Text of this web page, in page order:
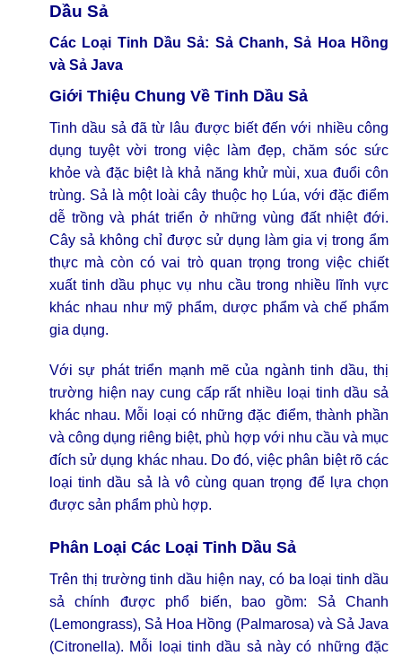
Dầu Sả
Các Loại Tinh Dầu Sả: Sả Chanh, Sả Hoa Hồng
và Sả Java
Giới Thiệu Chung Về Tinh Dầu Sả
Tinh dầu sả đã từ lâu được biết đến với nhiều công
dụng tuyệt vời trong việc làm đẹp, chăm sóc sức
khỏe và đặc biệt là khả năng khử mùi, xua đuổi côn
trùng. Sả là một loài cây thuộc họ Lúa, với đặc điểm
dễ trồng và phát triển ở những vùng đất nhiệt đới.
Cây sả không chỉ được sử dụng làm gia vị trong ẩm
thực mà còn có vai trò quan trọng trong việc chiết
xuất tinh dầu phục vụ nhu cầu trong nhiều lĩnh vực
khác nhau như mỹ phẩm, dược phẩm và chế phẩm
gia dụng.
Với sự phát triển mạnh mẽ của ngành tinh dầu, thị
trường hiện nay cung cấp rất nhiều loại tinh dầu sả
khác nhau. Mỗi loại có những đặc điểm, thành phần
và công dụng riêng biệt, phù hợp với nhu cầu và mục
đích sử dụng khác nhau. Do đó, việc phân biệt rõ các
loại tinh dầu sả là vô cùng quan trọng để lựa chọn
được sản phẩm phù hợp.
Phân Loại Các Loại Tinh Dầu Sả
Trên thị trường tinh dầu hiện nay, có ba loại tinh dầu
sả chính được phổ biến, bao gồm: Sả Chanh
(Lemongrass), Sả Hoa Hồng (Palmarosa) và Sả Java
(Citronella). Mỗi loại tinh dầu sả này có những đặc